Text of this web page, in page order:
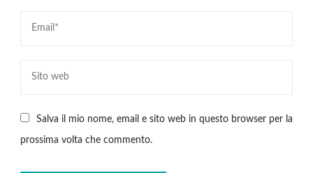
Salva il mio nome, email e sito web in questo browser per la
prossima volta che commento.